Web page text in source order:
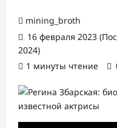
mining_broth
16 февраля 2023
2024)
1 минуты чтение